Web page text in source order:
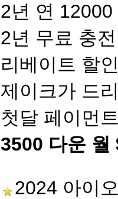
2년 연 12000
2년 무료 충전
리베이트 할
제이크가 드
첫달 페이먼
3500 다운 월
2024 아이